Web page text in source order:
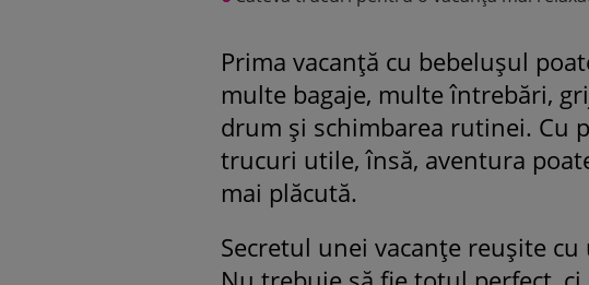
Prima vacanță cu bebelușul
multe bagaje, multe întrebări,
drum și schimbarea rutinei. Cu
trucuri utile, însă, aventura
mai plăcută.
Secretul unei vacanțe reușite